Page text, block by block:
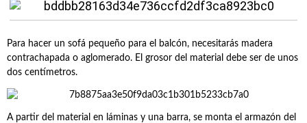
Para hacer un sofá pequeño para el balcón, necesitarás madera
contrachapada o aglomerado. El grosor del material debe ser de unos
dos centímetros.
A partir del material en láminas y una barra, se monta el armazón del